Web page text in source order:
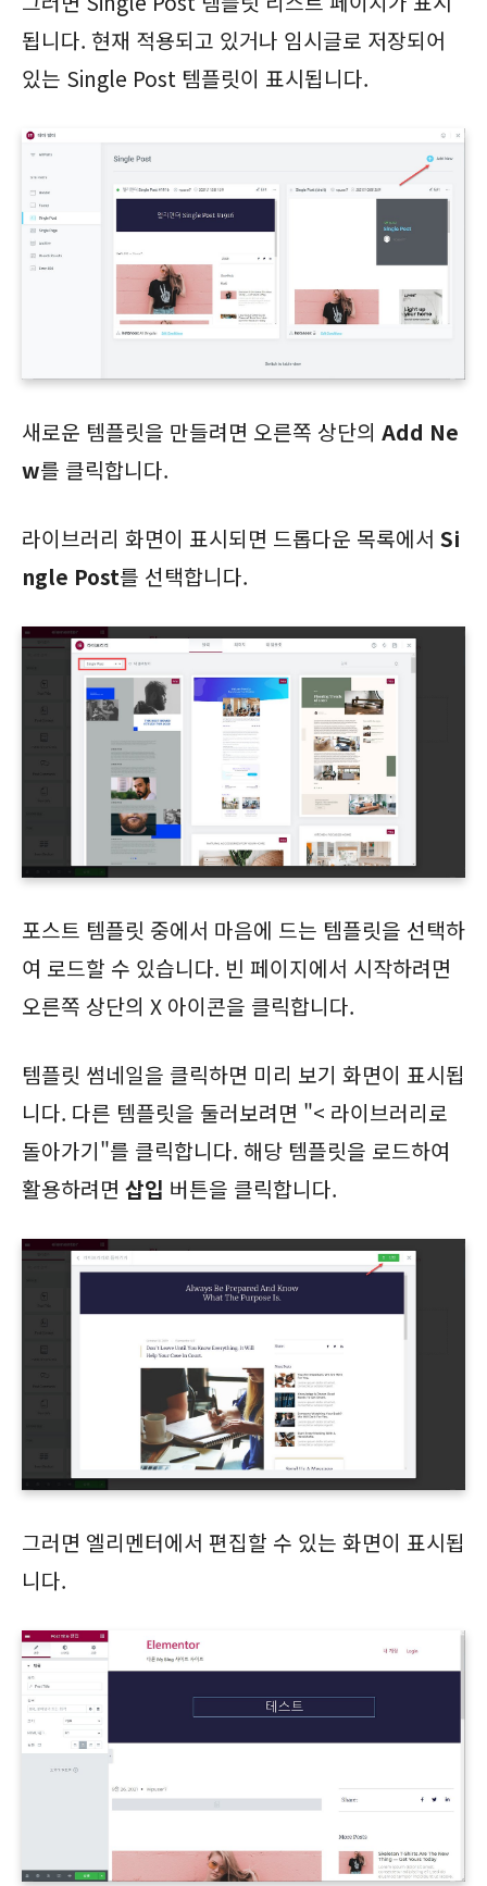
됩니다. 현재 적용되고 있거나 임시글로 저장되어
있는 Single Post 템플릿이 표시됩니다.
새로운 템플릿을 만들려면 오른쪽 상단의 Add Ne
w를 클릭합니다.
라이브러리 화면이 표시되면 드롭다운 목록에서 Si
ngle Post를 선택합니다.
포스트 템플릿 중에서 마음에 드는 템플릿을 선택하
여 로드할 수 있습니다. 빈 페이지에서 시작하려면
오른쪽 상단의 X 아이콘을 클릭합니다.
템플릿 썸네일을 클릭하면 미리 보기 화면이 표시됩
니다. 다른 템플릿을 둘러보려면 "< 라이브러리로
돌아가기"를 클릭합니다. 해당 템플릿을 로드하여
활용하려면 삽입 버튼을 클릭합니다.
그러면 엘리멘터에서 편집할 수 있는 화면이 표시됩
니다.